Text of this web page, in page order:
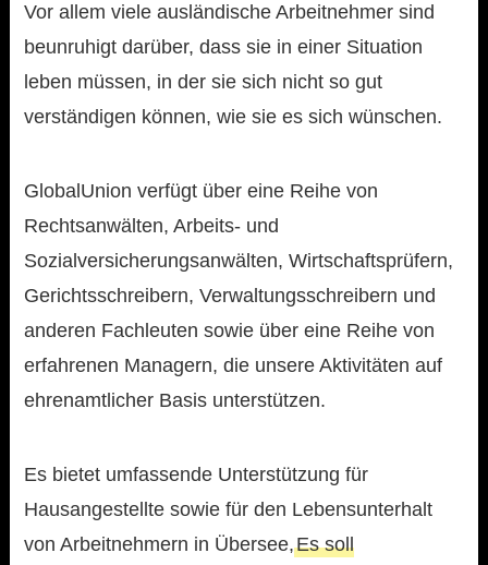
Vor allem viele ausländische Arbeitnehmer sind
beunruhigt darüber, dass sie in einer Situation
leben müssen, in der sie sich nicht so gut
verständigen können, wie sie es sich wünschen.
GlobalUnion verfügt über eine Reihe von
Rechtsanwälten, Arbeits- und
Sozialversicherungsanwälten, Wirtschaftsprüfern,
Gerichtsschreibern, Verwaltungsschreibern und
anderen Fachleuten sowie über eine Reihe von
erfahrenen Managern, die unsere Aktivitäten auf
ehrenamtlicher Basis unterstützen.
Es bietet umfassende Unterstützung für
Hausangestellte sowie für den Lebensunterhalt
von Arbeitnehmern in Übersee,Es soll